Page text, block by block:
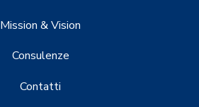
Mission & Vision
Consulenze
Contatti